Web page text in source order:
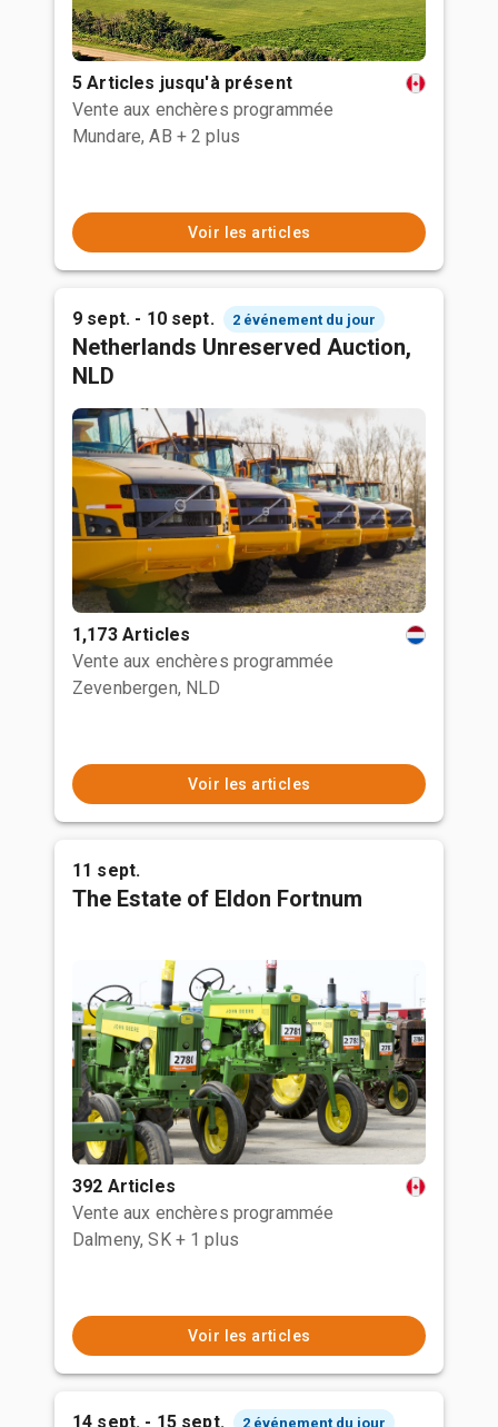
5 Articles jusqu'à présent
Vente aux enchères programmée
Mundare, AB + 2 plus
Voir les articles
9 sept. - 10 sept. 2 événement du jour
Netherlands Unreserved Auction,
NLD
1,173 Articles
Vente aux enchères programmée
Zevenbergen, NLD
Voir les articles
11 sept.
The Estate of Eldon Fortnum
392 Articles
Vente aux enchères programmée
Dalmeny, SK + 1 plus
Voir les articles
14 sept. - 15 sept. 2 événement du jour